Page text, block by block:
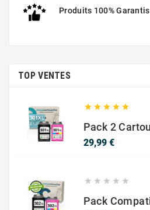
Produits 100% Garantis
TOP VENTES
    
29,99 €Prix
    